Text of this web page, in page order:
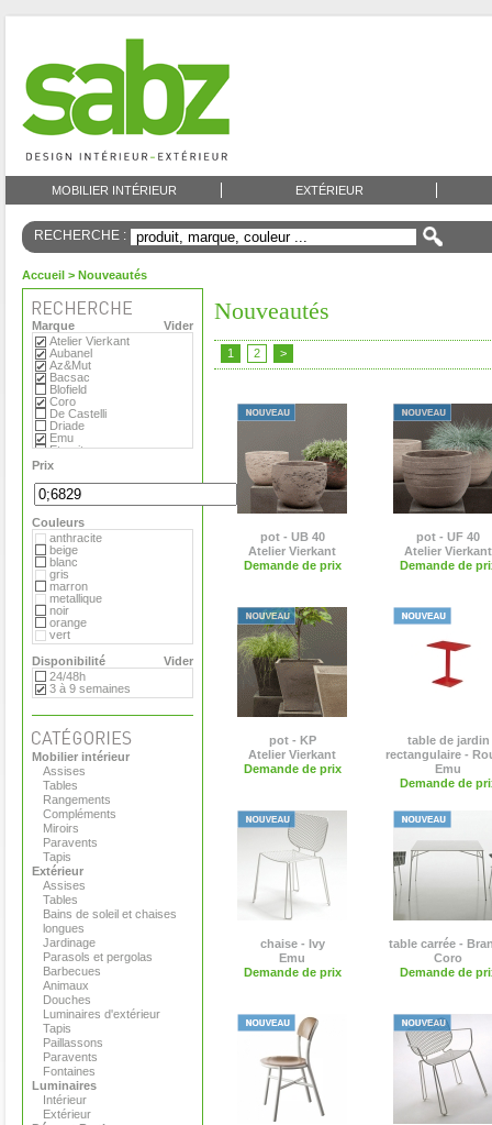
MOBILIER INTÉRIEUR EXTÉRIEUR
RECHERCHE :
Accueil > Nouveautés
Vider
Marque
Atelier Vierkant
Aubanel
Az&Mut
Bacsac
Blofield
Coro
De Castelli
Driade
Emu
Eternit
Eva Solo
Extremis
Fermob
Flora
Gandia Blasco
Magis
Paola Lenti
Roger Pradier
Royal VKB
Serralunga
Sywawa
Tribu
Versus
Virages
Prix
Couleurs
anthracite
beige
blanc
gris
marron
metallique
noir
orange
vert
Vider
Disponibilité
24/48h
3 à 9 semaines
Mobilier intérieur
Assises
Tables
Rangements
Compléments
Miroirs
Paravents
Tapis
Extérieur
Assises
Tables
Bains de soleil et chaises
longues
Jardinage
Parasols et pergolas
Barbecues
Animaux
Douches
Luminaires d'extérieur
Tapis
Paillassons
Paravents
Fontaines
Luminaires
Intérieur
Extérieur
Nouveautés
1 2 >
pot - UB 40
Atelier Vierkant
Demande de prix
pot - UF 40
Atelier Vierkant
Demande de
pot - KP
Atelier Vierkant
Demande de prix
table de jardin
rectangulaire -
Emu
Demande de
chaise - Ivy
Emu
Demande de prix
table carrée -
Coro
Demande de